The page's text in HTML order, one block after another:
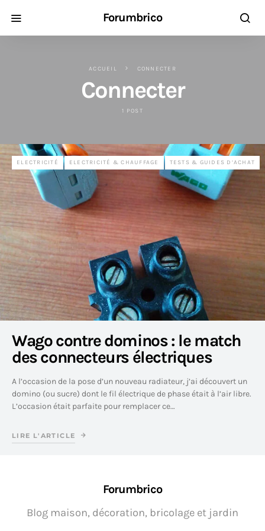
Forumbrico
ACCUEIL CONNECTER
Connecter
1 POST
ELECTRICITÉ ELECTRICITÉ & CHAUFFAGE TESTS & GUIDES D’ACHAT
Wago contre dominos : le match
des connecteurs électriques
A l’occasion de la pose d’un nouveau radiateur, j’ai découvert un
domino (ou sucre) dont le fil électrique de phase était à l’air libre.
L’occasion était parfaite pour remplacer ce…
LIRE L'ARTICLE
Forumbrico
Blog maison, décoration, bricolage et jardin